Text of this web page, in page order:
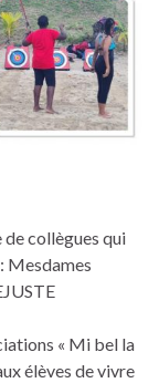
de collègues qui
Mesdames
« Mi bel la
élèves de vivre